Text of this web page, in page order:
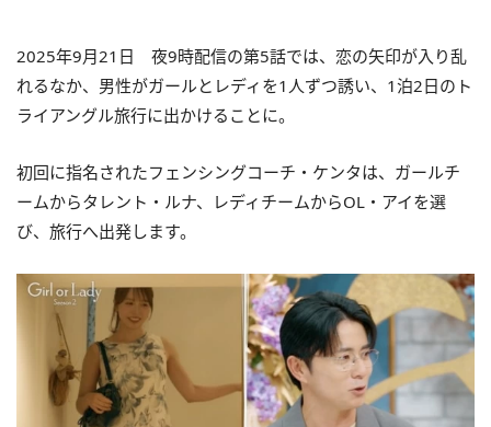
2025年9月21日 夜9時配信の第5話では、恋の矢印が入り乱
れるなか、男性がガールとレディを1人ずつ誘い、1泊2日のト
ライアングル旅行に出かけることに。
初回に指名されたフェンシングコーチ・ケンタは、ガールチ
ームからタレント・ルナ、レディチームからOL・アイを選
び、旅行へ出発します。